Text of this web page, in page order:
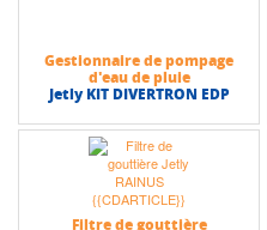
Gestionnaire de pompage
d'eau de pluie
Jetly KIT DIVERTRON EDP
Filtre de gouttière